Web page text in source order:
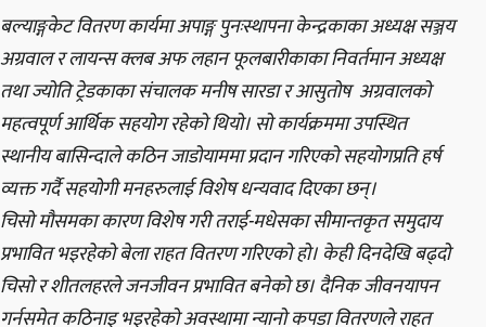
बल्याङ्गकेट वितरण कार्यमा अपाङ्ग पुनःस्थापना केन्द्रकाका अध्यक्ष सञ्जय
अग्रवाल र लायन्स क्लब अफ लहान फूलबारीकाका निवर्तमान अध्यक्ष
तथा ज्योति ट्रेडकाका संचालक मनीष सारडा र आसुतोष अग्रवालको
महत्वपूर्ण आर्थिक सहयोग रहेको थियो। सो कार्यक्रममा उपस्थित
स्थानीय बासिन्दाले कठिन जाडोयाममा प्रदान गरिएको सहयोगप्रति हर्ष
व्यक्त गर्दै सहयोगी मनहरुलाई विशेष धन्यवाद दिएका छन्।
चिसो मौसमका कारण विशेष गरी तराई-मधेसका सीमान्तकृत समुदाय
प्रभावित भइरहेको बेला राहत वितरण गरिएको हो। केही दिनदेखि बढ्दो
चिसो र शीतलहरले जनजीवन प्रभावित बनेको छ। दैनिक जीवनयापन
गर्नसमेत कठिनाइ भइरहेको अवस्थामा न्यानो कपडा वितरणले राहत